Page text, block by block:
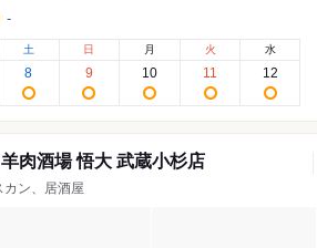
-
土
8
日
9
月
10
火
11
水
12
肉酒場 悟大 武蔵小杉店
ン、居酒屋